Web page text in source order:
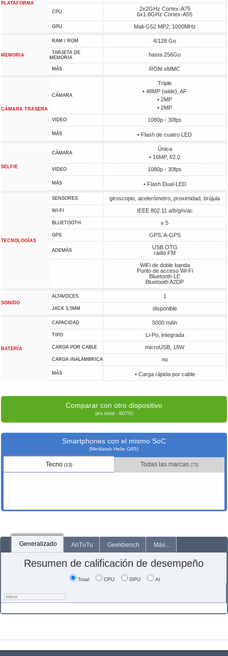
PLATAFORMA
CPU
2x2GHz Cortex-A75
6x1.8GHz Cortex-A55
GPU Mali-G52 MP2, 1000MHz
MEMORIA
RAM / ROM 4/128 Go
TARJETA DE
MEMORIA
hasta 256Go
MÁS ROM eMMC
CÁMARA TRASERA
CÁMARA
Triple
• 48MP (wide), AF
• 2MP
• 2MP
VIDEO 1080p - 30fps
MÁS • Flash de cuatro LED
SELFIE
CÁMARA
Única
• 16MP, f/2.0
VIDEO 1080p - 30fps
MÁS • Flash Dual-LED
TECNOLOGÍAS
SENSORES giroscopio, acelerómetro, proximidad, brújula
WI-FI IEEE 802.11 a/b/g/n/ac
BLUETOOTH v 5
GPS GPS, A-GPS
ADEMÁS
USB OTG
radio FM
WiFi de doble banda
Punto de acceso Wi-Fi
Bluetooth LE
Bluetooth A2DP
SONIDO
ALTAVOCES 1
JACK 3,5MM disponible
BATERÍA
CAPACIDAD 5000 mAh
TIPO Li-Po, integrada
CARGA POR CABLE microUSB, 18W
CARGA INALÁMBRICA no
MÁS • Carga rápida por cable
Comparar con otro dispositivo
(en total - 6070)
Smartphones con el mismo SoC
(Mediatek Helio G85)
Tecno (13) Todas las marcas (73)
Generalizado AnTuTu Geekbench Más...
Resumen de calificación de desempeño
Total CPU GPU AI